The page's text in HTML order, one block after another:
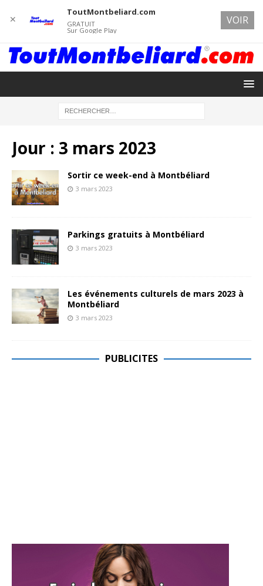
Jour : 3 mars 2023
Sortir ce week-end à Montbéliard
3 mars 2023
Parkings gratuits à Montbéliard
3 mars 2023
Les événements culturels de mars 2023 à
Montbéliard
3 mars 2023
PUBLICITES
✕
ToutMontbeliard.com
GRATUIT
Sur Google Play
VOIR